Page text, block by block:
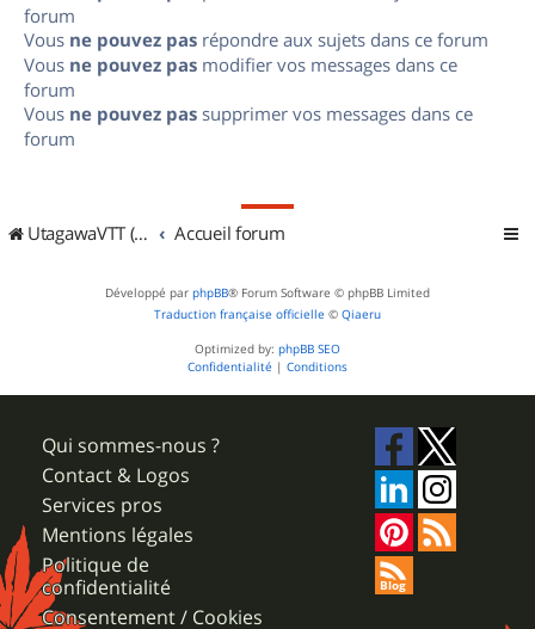
forum
Vous ne pouvez pas répondre aux sujets dans ce forum
Vous ne pouvez pas modifier vos messages dans ce
forum
Vous ne pouvez pas supprimer vos messages dans ce
forum
UtagawaVTT (Randos VTT et VTTAE avec traces GPS) Accueil forum
Développé par phpBB® Forum Software © phpBB Limited
Traduction française officielle © Qiaeru
Optimized by: phpBB SEO
Confidentialité | Conditions
Qui sommes-nous ?
Contact & Logos
Services pros
Mentions légales
Politique de
confidentialité
Consentement / Cookies